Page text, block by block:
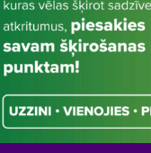
Atzīmējiet,